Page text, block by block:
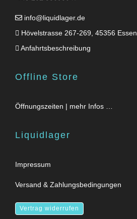
info@liquidlager.de
Hövelstrasse 267-269, 45356 Essen
Anfahrtsbeschreibung
Offline Store
Öffnungszeiten | mehr Infos …
Liquidlager
Impressum
Versand & Zahlungsbedingungen
Vertrag widerrufen